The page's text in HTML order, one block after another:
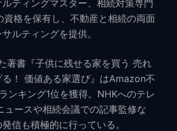
ティングマスター、相続対策専門
資格を保有し、不動産と相続の両面
ルティングを提供。
著書『子供に残せる家を買う 売れ
る！ 価値ある家選び』はAmazon不
ンキング1位を獲得。NHKへのテレ
ュースや相続会議での記事監修な
信も積極的に行っている。